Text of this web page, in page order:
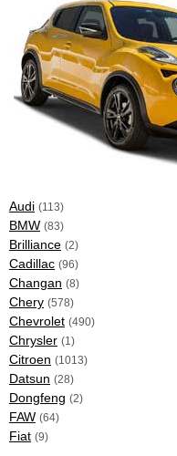
Audi (113)
BMW (83)
Brilliance (2)
Cadillac (96)
Changan (8)
Chery (578)
Chevrolet (490)
Chrysler (1)
Citroen (1013)
Datsun (28)
Dongfeng (2)
FAW (64)
Fiat (9)